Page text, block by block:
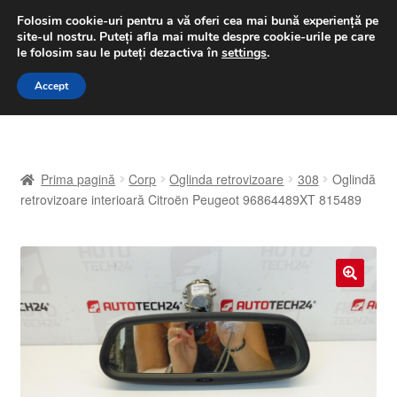
LIVRARE de la 33 lei
luni-vineri 9 a.m. - 4 p.m.031 229 6816
Sari
Sari
A lua legatura
Finalizare comandă
Prima pagină Corp Oglinda retrovizoare 308
Oglindă
retrovizoare interioară Citroën Peugeot 96864489XT 815489
🔍
Folosim cookie-uri pentru a vă oferi cea mai bună experiență pe
site-ul nostru. Puteți afla mai multe despre cookie-urile pe care
le folosim sau le puteți dezactiva în settings.
Accept